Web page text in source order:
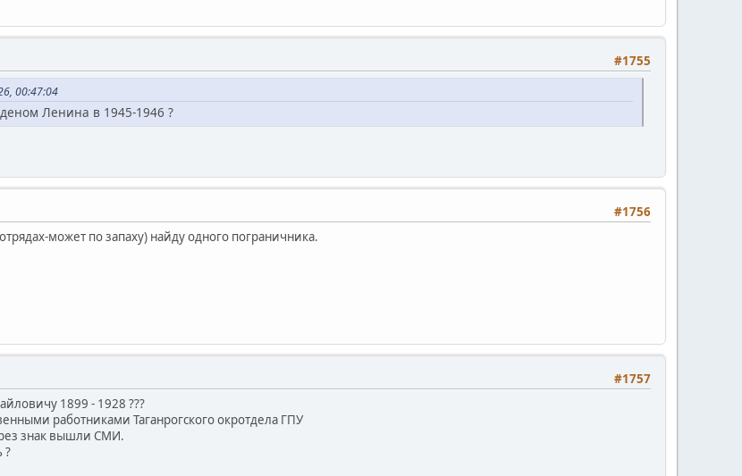
#1755
00:47:04
Ленина в 1945-1946 ?
#1756
может по запаху) найду одного пограничника.
#1757
1899 - 1928 ???
работниками Таганрогского окротдела ГПУ
знак вышли СМИ.
?